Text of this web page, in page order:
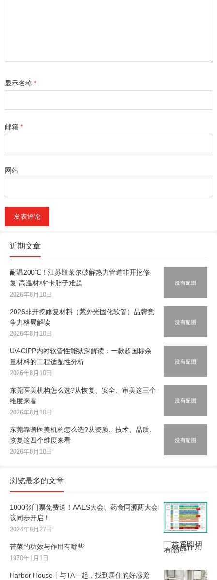
显示名称 *
邮箱 *
网站
近期文章
耐温200℃！江苏纽莱尔破解热力管道非开挖修
复”高温材料”卡脖子难题
2026年8月10日
2026非开挖修复材料（紫外光固化软管）品牌竞
争力格局解读
2026年8月10日
UV-CIPP内衬软管性能纵深解读：一款超国标余
量材料的工程适配性分析
2026年8月10日
东莞医美机构怎么选?从恢复、安全、审美这三个
维度来看
2026年8月10日
东莞靠谱医美机构怎么选?从资质、技术、品质、
恢复这四个维度来看
2026年8月10日
浏览最多的文章
1000张门票免费送！AAES大会、药食同源两大会
议同步开启！
2024年9月27日
苦菜的功效与作用有哪些
1970年1月1日
Harbor House丨与TA一起，找到居住的好感觉